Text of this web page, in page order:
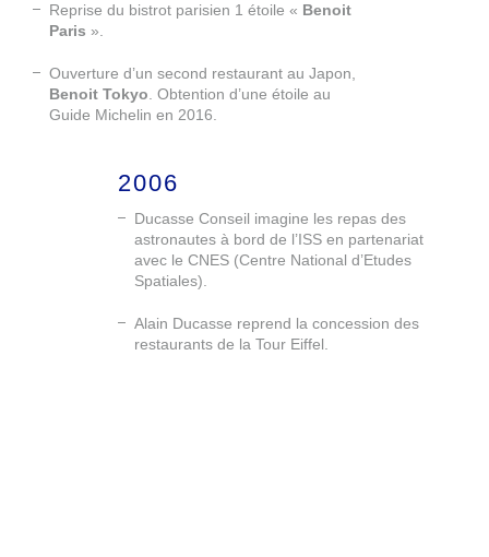
Reprise du bistrot parisien 1 étoile « Benoit
Paris ».
Ouverture d’un second restaurant au Japon,
Benoit Tokyo. Obtention d’une étoile au
Guide Michelin en 2016.
2006
Ducasse Conseil imagine les repas des
astronautes à bord de l’ISS en partenariat
avec le CNES (Centre National d’Etudes
Spatiales).
Alain Ducasse reprend la concession des
restaurants de la Tour Eiffel.